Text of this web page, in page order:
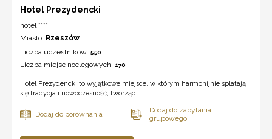
Hotel Prezydencki
hotel ****
Miasto: Rzeszów
Liczba uczestników: 550
Liczba miejsc noclegowych: 170
Hotel Prezydencki to wyjątkowe miejsce, w którym harmonijnie splatają
się tradycja i nowoczesność, tworząc ...